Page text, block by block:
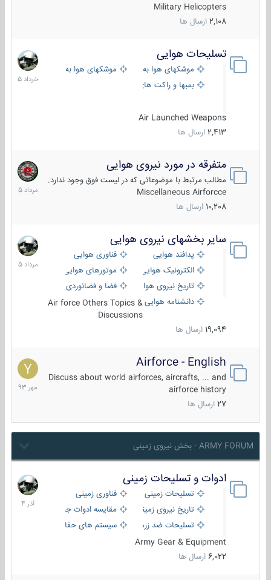
Military Helicopters
2,108 ارسال ها
تسلیحات هوایی
موشکهای هوا به هوا
موشکهای هوا به سطح
بمبها و راکت های هوایی
Air Launched Weapons
2,413 ارسال ها
30
خرداد
1405
متفرقه در مورد نیروی هوایی
مطالب مرتبط با موضوعاتی که در لیست فوق وجود ندارد.
Miscellaneous Airforcce
10,208 ارسال ها
7
مرداد
1405
سایر بخشهای نیروی هوایی
پدافند هوایی
فناوری هوایی
الکترونیک هوایی
موتورهای هوایی
تاریخ نیروی هوایی
فضا و فضانوردی
دانشنامه هواییAir force Others Topics &
Discussions
19,094 ارسال ها
2
مرداد
1405
Airforce - English
Discuss about world airforces, aircrafts, ... and
airforce history
27 ارسال ها
15
مهر
1393
ARMY FORUM - بخش نیروی زمینی
ادوات و تسلیحات زمینی
تسلیحات زمینی
فناوری زمینی
تاریخ نیروی زمینی
مقایسه ادوات جنگی
تسلیحات ضد زره
سیستم های حفاظت فعال
Army Gear & Equipment
6,022 ارسال ها
21
آذر
1404